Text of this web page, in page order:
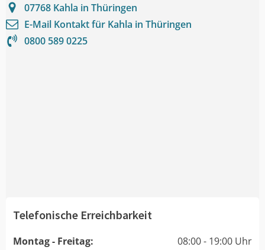
07768 Kahla in Thüringen
E-Mail Kontakt für Kahla in Thüringen
0800 589 0225
Telefonische Erreichbarkeit
Montag - Freitag:
08:00 - 19:00 Uhr